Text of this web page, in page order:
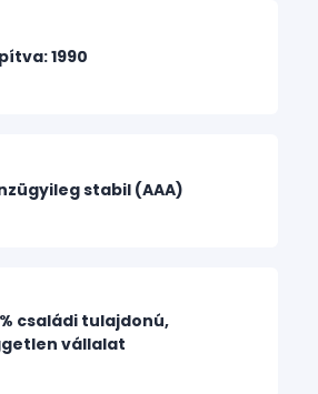
1990
stabil (AAA)
családi tulajdonú,
vállalat